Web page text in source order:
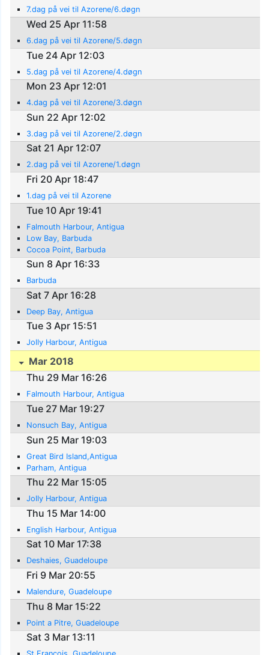
7.dag på vei til Azorene/6.døgn
Wed 25 Apr 11:58
6.dag på vei til Azorene/5.døgn
Tue 24 Apr 12:03
5.dag på vei til Azorene/4.døgn
Mon 23 Apr 12:01
4.dag på vei til Azorene/3.døgn
Sun 22 Apr 12:02
3.dag på vei til Azorene/2.døgn
Sat 21 Apr 12:07
2.dag på vei til Azorene/1.døgn
Fri 20 Apr 18:47
1.dag på vei til Azorene
Tue 10 Apr 19:41
Falmouth Harbour, Antigua
Low Bay, Barbuda
Cocoa Point, Barbuda
Sun 8 Apr 16:33
Barbuda
Sat 7 Apr 16:28
Deep Bay, Antigua
Tue 3 Apr 15:51
Jolly Harbour, Antigua
Mar 2018
Thu 29 Mar 16:26
Falmouth Harbour, Antigua
Tue 27 Mar 19:27
Nonsuch Bay, Antigua
Sun 25 Mar 19:03
Great Bird Island,Antigua
Parham, Antigua
Thu 22 Mar 15:05
Jolly Harbour, Antigua
Thu 15 Mar 14:00
English Harbour, Antigua
Sat 10 Mar 17:38
Deshaies, Guadeloupe
Fri 9 Mar 20:55
Malendure, Guadeloupe
Thu 8 Mar 15:22
Point a Pitre, Guadeloupe
Sat 3 Mar 13:11